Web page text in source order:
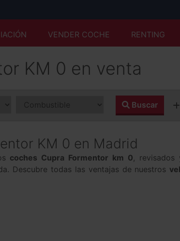
su servicio
VENDER COCHE RENTING
KM 0 en venta
Buscar
KM 0 en Madrid
coches Cupra Formentor km 0, revisados
Descubre todas las ventajas de nuestros